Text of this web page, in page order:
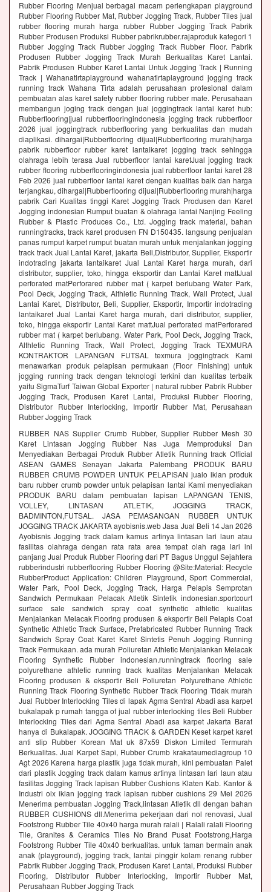
Rubber Flooring Menjual berbagai macam perlengkapan playground
Rubber Flooring Rubber Mat, Rubber Jogging Track, Rubber Tiles jual
rubber flooring murah harga rubber Rubber Jogging Track Pabrik
Rubber Produsen Produksi Rubber pabrikrubber.rajaproduk kategori 1
Rubber Jogging Track Rubber Jogging Track Rubber Floor. Pabrik
Produsen Rubber Jogging Track Murah Berkualitas Karet Lantai.
Pabrik Produsen Rubber Karet Lantai Untuk Jogging Track | Running
Track | Wahanatirtaplayground wahanatirtaplayground jogging track
running track Wahana Tirta adalah perusahaan profesional dalam
pembuatan alas karet safety rubber flooring rubber mate. Perusahaan
membangun joging track dengan jual joggingtrack lantai karet hub:
Rubberflooring|jual rubberflooringindonesia jogging track rubberfloor
2026 jual joggingtrack rubberflooring yang berkualitas dan mudah
diaplikasi. dihargai|Rubberflooring dijual|Rubberflooring murah|harga
pabrik rubberfloor rubber karet lantaikaret jogging track sehingga
olahraga lebih terasa Jual rubberfloor lantai karetJual jogging track
rubber flooring rubberflooringindonesia jual rubberfloor lantai karet 28
Feb 2026 jual rubberfloor lantai karet dengan kualitas baik dan harga
terjangkau, dihargai|Rubberflooring dijual|Rubberflooring murah|harga
pabrik Cari Kualitas tinggi Karet Jogging Track Produsen dan Karet
Jogging indonesian Rumput buatan & olahraga lantai Nanjing Feeling
Rubber & Plastic Produces Co., Ltd. Jogging track material, bahan
runningtracks, track karet produsen FN D150435. langsung penjualan
panas rumput karpet rumput buatan murah untuk menjalankan jogging
track track Jual Lantai Karet, jakarta Beli,Distributor, Supplier, Eksportir
indotrading jakarta lantaikaret Jual Lantai Karet harga murah, dari
distributor, supplier, toko, hingga eksportir dan Lantai Karet mattJual
perforated matPerforared rubber mat ( karpet berlubang Water Park,
Pool Deck, Jogging Track, Althletic Running Track, Wall Protect, Jual
Lantai Karet, Distributor, Beli, Supplier, Eksportir, Importir indotrading
lantaikaret Jual Lantai Karet harga murah, dari distributor, supplier,
toko, hingga eksportir Lantai Karet mattJual perforated matPerforared
rubber mat ( karpet berlubang. Water Park, Pool Deck, Jogging Track,
Althletic Running Track, Wall Protect, Jogging Track TEXMURA
KONTRAKTOR LAPANGAN FUTSAL texmura joggingtrack Kami
menawarkan produk pelapisan permukaan (Floor Finishing) untuk
jogging running track dengan teknologi terkini dan kualitas terbaik
yaitu SigmaTurf Taiwan Global Exporter | natural rubber Pabrik Rubber
Jogging Track, Produsen Karet Lantai, Produksi Rubber Flooring,
Distributor Rubber Interlocking, Importir Rubber Mat, Perusahaan
Rubber Jogging Track
RUBBER NAS Supplier Crumb Rubber, Supplier Rubber Mesh 30
Karet Lintasan Jogging Rubber Nas Juga Memproduksi Dan
Menyediakan Berbagai Produk Rubber Atletik Running track Official
ASEAN GAMES Senayan Jakarta Palembang PRODUK BARU
RUBBER CRUMB POWDER UNTUK PELAPISAN jualo iklan produk
baru rubber crumb powder untuk pelapisan lantai Kami menyediakan
PRODUK BARU dalam pembuatan lapisan LAPANGAN TENIS,
VOLLEY, LINTASAN ATLETIK, JOGGING TRACK,
BADMINTON,FUTSAL. JASA PEMASANGAN RUBBER UNTUK
JOGGING TRACK JAKARTA ayobisnis.web Jasa Jual Beli 14 Jan 2026
Ayobisnis Jogging track dalam kamus artinya lintasan lari laun atau
fasilitas olahraga dengan rata rata area tempat olah raga lari ini
panjang Jual Produk Rubber Flooring dari PT Bagus Unggul Sejahtera
rubberindustri rubberflooring Rubber Flooring @Site:Material: Recycle
RubberProduct Application: Children Playground, Sport Commercial,
Water Park, Pool Deck, Jogging Track, Harga Pelapis Semprotan
Sandwich Permukaan Pelacak Atletik Sintetik indonesian.sportcourt
surface sale sandwich spray coat synthetic athletic kualitas
Menjalankan Melacak Flooring produsen & eksportir Beli Pelapis Coat
Synthetic Athletic Track Surface, Prefabricated Rubber Running Track
Sandwich Spray Coat Karet Karet Sintetis Penuh Jogging Running
Track Permukaan. ada murah Poliuretan Athletic Menjalankan Melacak
Flooring Synthetic Rubber indonesian.runningtrack flooring sale
polyurethane athletic running track kualitas Menjalankan Melacak
Flooring produsen & eksportir Beli Poliuretan Polyurethane Athletic
Running Track Flooring Synthetic Rubber Track Flooring Tidak murah
Jual Rubber Interlocking Tiles di lapak Agma Sentral Abadi asa karpet
bukalapak p rumah tangga of jual rubber interlocking tiles Beli Rubber
Interlocking Tiles dari Agma Sentral Abadi asa karpet Jakarta Barat
hanya di Bukalapak. JOGGING TRACK & GARDEN Keset karpet karet
anti slip Rubber Korean Mat uk 87x59 Diskon Limited Termurah
Berkualitas. Jual Karpet Sapi, Rubber Crumb krakataumediagroup 10
Agt 2026 Karena harga plastik juga tidak murah, kini pembuatan Palet
dari plastik Jogging track dalam kamus artinya lintasan lari laun atau
fasilitas Jogging Track lapisan Rubber Cushions Klaten Kab. Kantor &
Industri olx iklan jogging track lapisan rubber cushions 29 Mei 2026
Menerima pembuatan Jogging Track,lintasan Atletik dll dengan bahan
RUBBER CUSHIONS dll.Menerima pekerjaan dari nol renovasi, Jual
Footstrong Rubber Tile 40x40 harga murah ralali | Ralali ralali Flooring
Tile, Granites & Ceramics Tiles No Brand Pusat Footstrong,Harga
Footstrong Rubber Tile 40x40 berkualitas. untuk taman bermain anak
anak (playground), jogging track, lantai pinggir kolam renang rubber
Pabrik Rubber Jogging Track, Produsen Karet Lantai, Produksi Rubber
Flooring, Distributor Rubber Interlocking, Importir Rubber Mat,
Perusahaan Rubber Jogging Track